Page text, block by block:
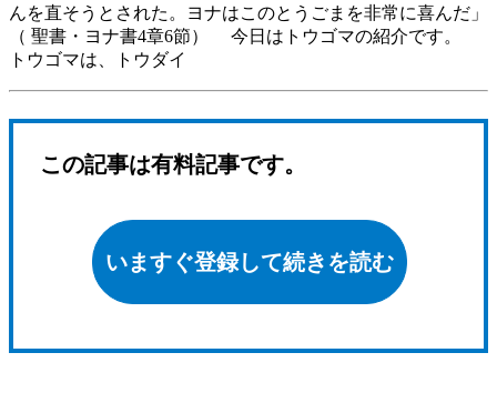
んを直そうとされた。ヨナはこのとうごまを非常に喜んだ」
（ 聖書・ヨナ書4章6節） 今日はトウゴマの紹介です。
トウゴマは、トウダイ
この記事は有料記事です。
いますぐ登録して続きを読む